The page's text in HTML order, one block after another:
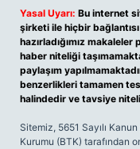
Yasal Uyarı: Bu internet
şirketi ile hiçbir
hazırladığımız
haber niteliği
paylaşım
benzerlikleri tamamen
halindedir ve tavsiye
Sitemiz, 5651 Sayılı
Kurumu (BTK) tarafından